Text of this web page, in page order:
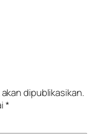
dipublikasikan.
*